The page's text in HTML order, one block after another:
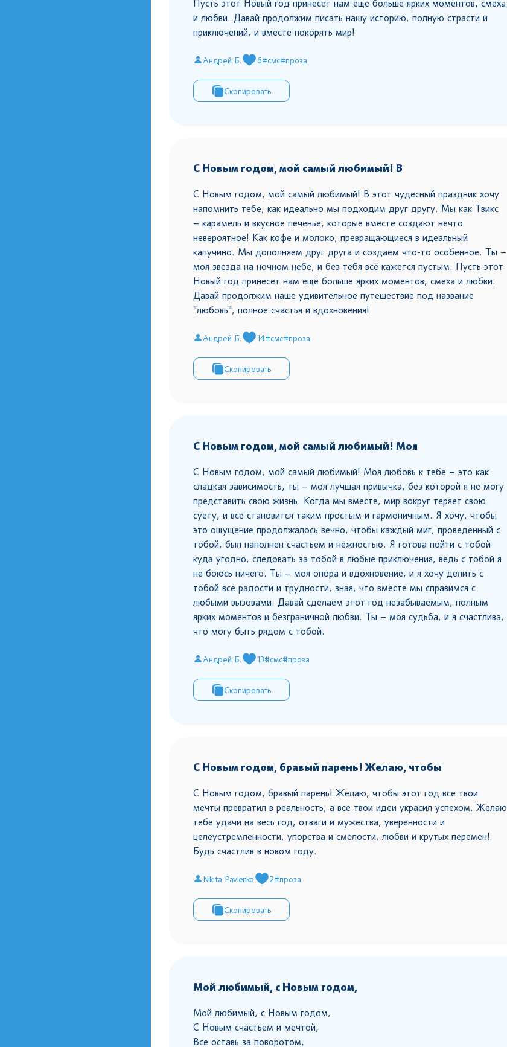
Пусть этот Новый год принесет нам еще больше ярких моментов, смеха
и любви. Давай продолжим писать нашу историю, полную страсти и
приключений, и вместе покорять мир!
Андрей Б. 6#смс#проза
Скопировать
С Новым годом, мой самый любимый! В
С Новым годом, мой самый любимый! В этот чудесный праздник хочу
напомнить тебе, как идеально мы подходим друг другу. Мы как Твикс
– карамель и вкусное печенье, которые вместе создают нечто
невероятное! Как кофе и молоко, превращающиеся в идеальный
капучино. Мы дополняем друг друга и создаем что-то особенное. Ты –
моя звезда на ночном небе, и без тебя всё кажется пустым. Пусть этот
Новый год принесет нам ещё больше ярких моментов, смеха и любви.
Давай продолжим наше удивительное путешествие под название
"любовь", полное счастья и вдохновения!
Андрей Б. 14#смс#проза
Скопировать
С Новым годом, мой самый любимый! Моя
С Новым годом, мой самый любимый! Моя любовь к тебе – это как
сладкая зависимость, ты – моя лучшая привычка, без которой я не могу
представить свою жизнь. Когда мы вместе, мир вокруг теряет свою
суету, и все становится таким простым и гармоничным. Я хочу, чтобы
это ощущение продолжалось вечно, чтобы каждый миг, проведенный с
тобой, был наполнен счастьем и нежностью. Я готова пойти с тобой
куда угодно, следовать за тобой в любые приключения, ведь с тобой я
не боюсь ничего. Ты – моя опора и вдохновение, и я хочу делить с
тобой все радости и трудности, зная, что вместе мы справимся с
любыми вызовами. Давай сделаем этот год незабываемым, полным
ярких моментов и безграничной любви. Ты – моя судьба, и я счастлива,
что могу быть рядом с тобой.
Андрей Б. 13#смс#проза
Скопировать
С Новым годом, бравый парень! Желаю, чтобы
С Новым годом, бравый парень! Желаю, чтобы этот год все твои
мечты превратил в реальность, а все твои идеи украсил успехом. Желаю
тебе удачи на весь год, отваги и мужества, уверенности и
целеустремленности, упорства и смелости, любви и крутых перемен!
Будь счастлив в новом году.
Nikita Pavlenko 2#проза
Скопировать
Мой любимый, с Новым годом,
Мой любимый, с Новым годом,
С Новым счастьем и мечтой,
Все оставь за поворотом,